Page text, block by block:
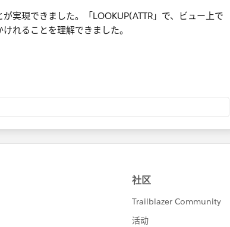
実現できました。「​LOOKUP(ATTR」で、ビュー上で
れることを理解できました。